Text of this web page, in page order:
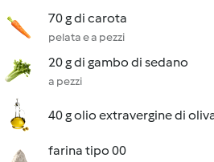
70 g di carota
pelata e a pezzi
20 g di gambo di sedano
a pezzi
40 g olio extravergine di
farina tipo 00